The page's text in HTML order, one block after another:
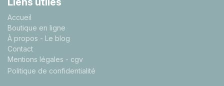
Accueil
Boutique en ligne
À propos - Le blog
Contact
Mentions légales - cgv
Politique de confidentialité